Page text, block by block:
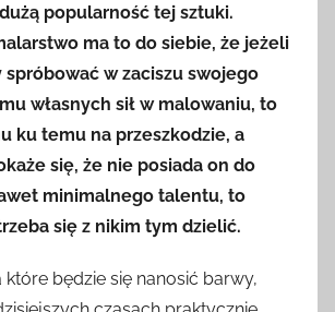
popularność tej sztuki.
ma to do siebie, że jeżeli
spróbować w zaciszu swojego
własnych sił w malowaniu, to
ku temu na przeszkodzie, a
się, że nie posiada on do
minimalnego talentu, to
się z nikim tym dzielić.
które będzie się nanosić barwy,